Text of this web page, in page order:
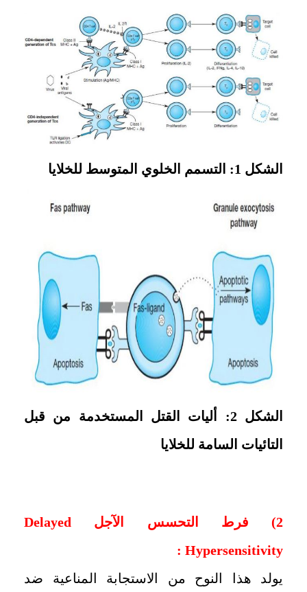
الشكل 1: التسمم الخلوي المتوسط للخلايا
الشكل 2: أليات القتل المستخدمة من قبل
التائيات السامة للخلايا
2) فرط التحسس الآجل
Delayed
Hypersensitivity
:
‏يولد هذا النوح من الاستجابة المناعية ضد